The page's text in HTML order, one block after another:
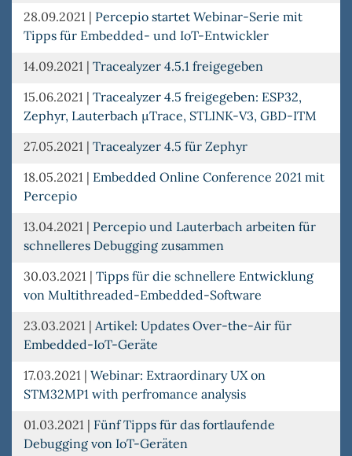
28.09.2021 | Percepio startet Webinar-Serie mit
Tipps für Embedded- und IoT-Entwickler
14.09.2021 | Tracealyzer 4.5.1 freigegeben
15.06.2021 | Tracealyzer 4.5 freigegeben: ESP32,
Zephyr, Lauterbach µTrace, STLINK-V3, GBD-ITM
27.05.2021 | Tracealyzer 4.5 für Zephyr
18.05.2021 | Embedded Online Conference 2021 mit
Percepio
13.04.2021 | Percepio und Lauterbach arbeiten für
schnelleres Debugging zusammen
30.03.2021 | Tipps für die schnellere Entwicklung
von Multithreaded-Embedded-Software
23.03.2021 | Artikel: Updates Over-the-Air für
Embedded-IoT-Geräte
17.03.2021 | Webinar: Extraordinary UX on
STM32MP1 with perfromance analysis
01.03.2021 | Fünf Tipps für das fortlaufende
Debugging von IoT-Geräten